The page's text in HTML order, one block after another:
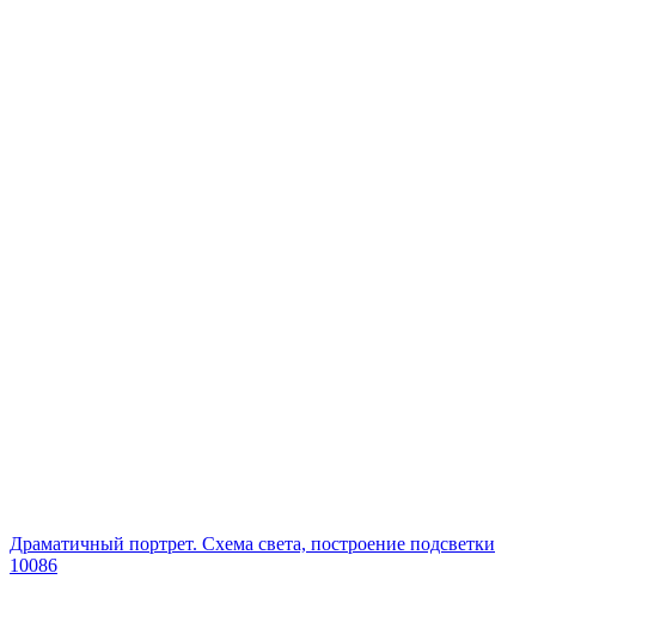
Драматичный портрет. Схема света, построение подсветки
10086